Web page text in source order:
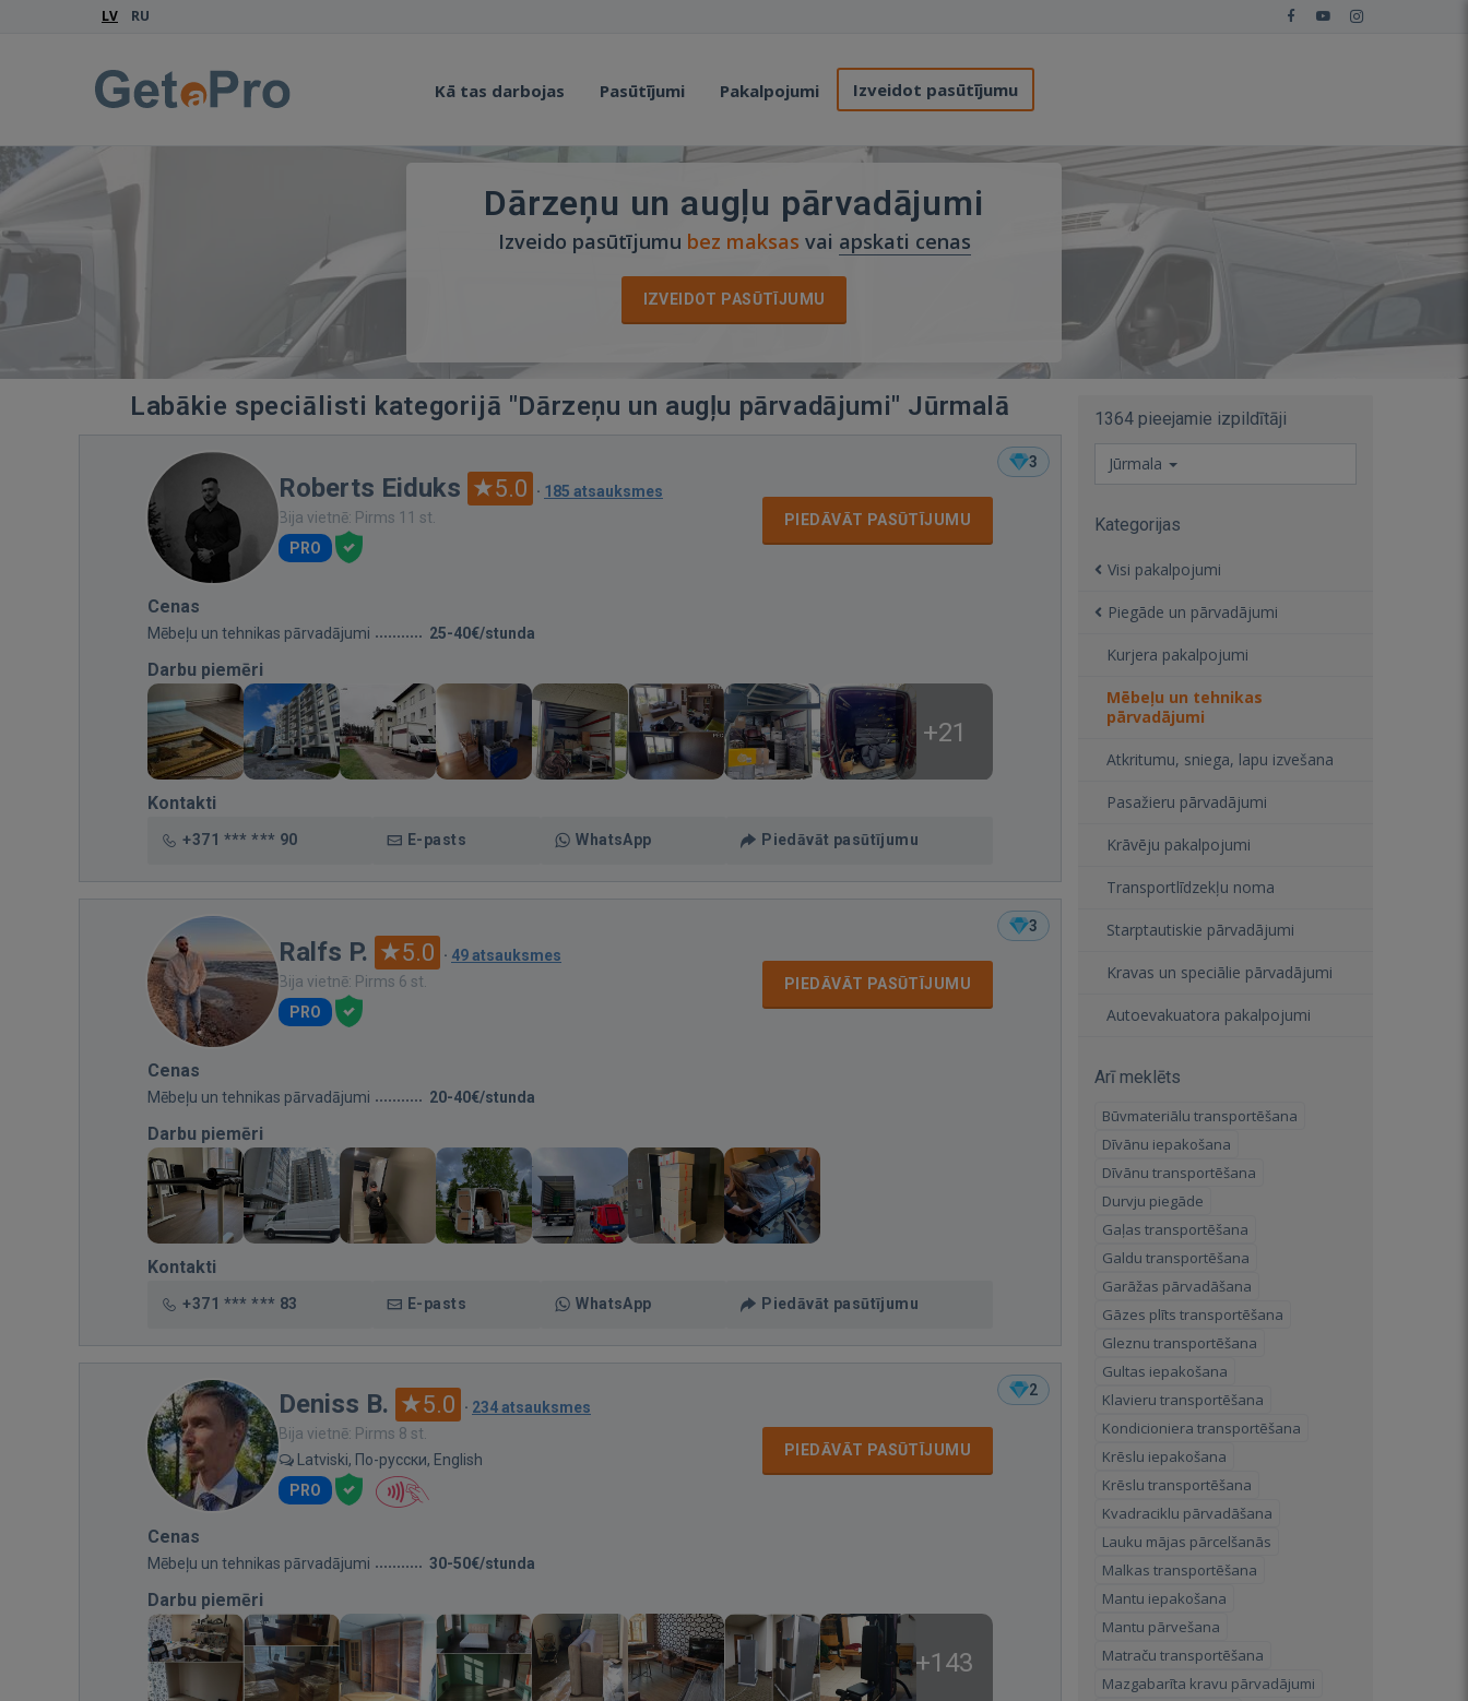
LV RU
Kā tas darbojas Pasūtījumi Pakalpojumi Izveidot pasūtījumu
Dārzeņu un augļu pārvadājumi
Izveido pasūtījumu bez maksas vai apskati cenas
IZVEIDOT PASŪTĪJUMU
Labākie speciālisti kategorijā "Dārzeņu un augļu pārvadājumi" Jūrmalā
3
Roberts Eiduks 5.0 · 185 atsauksmes
Bija vietnē: Pirms 11 st.
PRO
PIEDĀVĀT PASŪTĪJUMU
Cenas
Mēbeļu un tehnikas pārvadājumi 25-40€/stunda
Darbu piemēri
+21
Kontakti
+371 *** *** 90 E-pasts WhatsApp Piedāvāt pasūtījumu
3
Ralfs P. 5.0 · 49 atsauksmes
Bija vietnē: Pirms 6 st.
PRO
PIEDĀVĀT PASŪTĪJUMU
Cenas
Mēbeļu un tehnikas pārvadājumi 20-40€/stunda
Darbu piemēri
Kontakti
+371 *** *** 83 E-pasts WhatsApp Piedāvāt pasūtījumu
2
Deniss B. 5.0 · 234 atsauksmes
Bija vietnē: Pirms 8 st.
Latviski, По-русски, English
PRO
PIEDĀVĀT PASŪTĪJUMU
Cenas
Mēbeļu un tehnikas pārvadājumi 30-50€/stunda
Darbu piemēri
+143
1364 pieejamie izpildītāji
Jūrmala
Kategorijas
Visi pakalpojumi
Piegāde un pārvadājumi
Kurjera pakalpojumi
Mēbeļu un tehnikas
pārvadājumi
Atkritumu, sniega, lapu izvešana
Pasažieru pārvadājumi
Krāvēju pakalpojumi
Transportlīdzekļu noma
Starptautiskie pārvadājumi
Kravas un speciālie pārvadājumi
Autoevakuatora pakalpojumi
Arī meklēts
Būvmateriālu transportēšana
Dīvānu iepakošana
Dīvānu transportēšana
Durvju piegāde
Gaļas transportēšana
Galdu transportēšana
Garāžas pārvadāšana
Gāzes plīts transportēšana
Gleznu transportēšana
Gultas iepakošana
Klavieru transportēšana
Kondicioniera transportēšana
Krēslu iepakošana
Krēslu transportēšana
Kvadraciklu pārvadāšana
Lauku mājas pārcelšanās
Malkas transportēšana
Mantu iepakošana
Mantu pārvešana
Matraču transportēšana
Mazgabarīta kravu pārvadājumi